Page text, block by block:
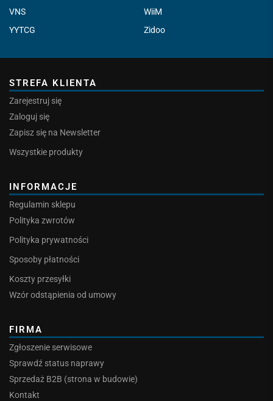
VNS
WiiM
YYTCG
Zidoo
STREFA KLIENTA
Zarejestruj się
Zaloguj się
Zapisz się na Newsletter
Wszystkie produkty
INFORMACJE
Regulamin sklepu
Polityka zwrotów
Polityka prywatności
Sposoby płatności
Koszty przesyłki
Wzór odstąpienia od umowy
FIRMA
Zgłoszenie serwisowe
Sprawdź status naprawy
Sprzedaż B2B (strona w budowie)
Kontakt